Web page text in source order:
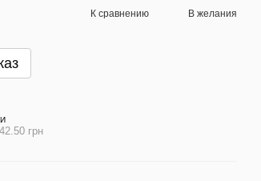
К сравнению В желания
грн